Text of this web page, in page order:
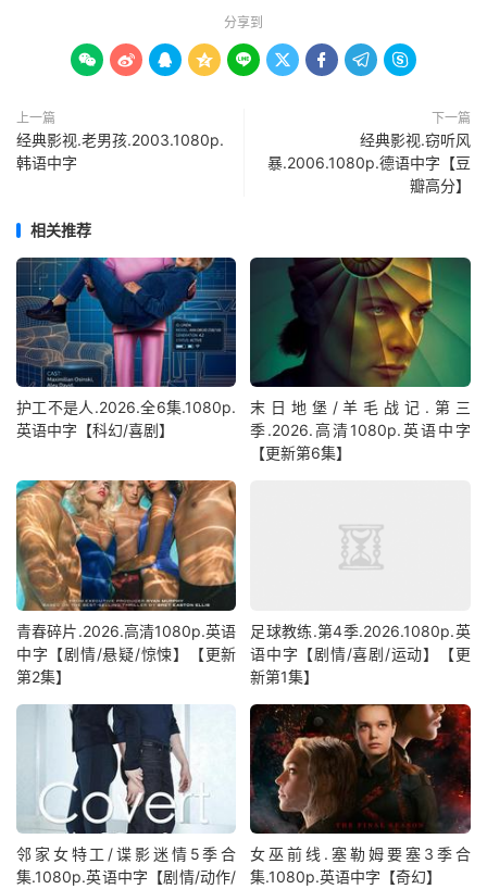
分享到
        
上一篇
经典影视.老男孩.2003.1080p.
韩语中字
下一篇
经典影视.窃听风
暴.2006.1080p.德语中字【豆
瓣高分】
相关推荐
护工不是人.2026.全6集.1080p.
英语中字【科幻/喜剧】
末日地堡/羊毛战记.第三
季.2026.高清1080p.英语中字
【更新第6集】
青春碎片.2026.高清1080p.英语
中字【剧情/悬疑/惊悚】【更新
第2集】
足球教练.第4季.2026.1080p.英
语中字【剧情/喜剧/运动】【更
新第1集】
邻家女特工/谍影迷情5季合
集.1080p.英语中字【剧情/动作/
女巫前线.塞勒姆要塞3季合
集.1080p.英语中字【奇幻】